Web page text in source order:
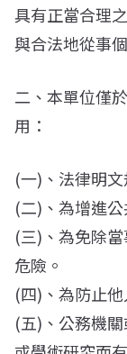
具有正當合理
與合法地從事
二、本單位僅
用：
(一)、法律明文
(二)、為增進
(三)、為免除
危險。
(四)、為防止
(五)、公務機